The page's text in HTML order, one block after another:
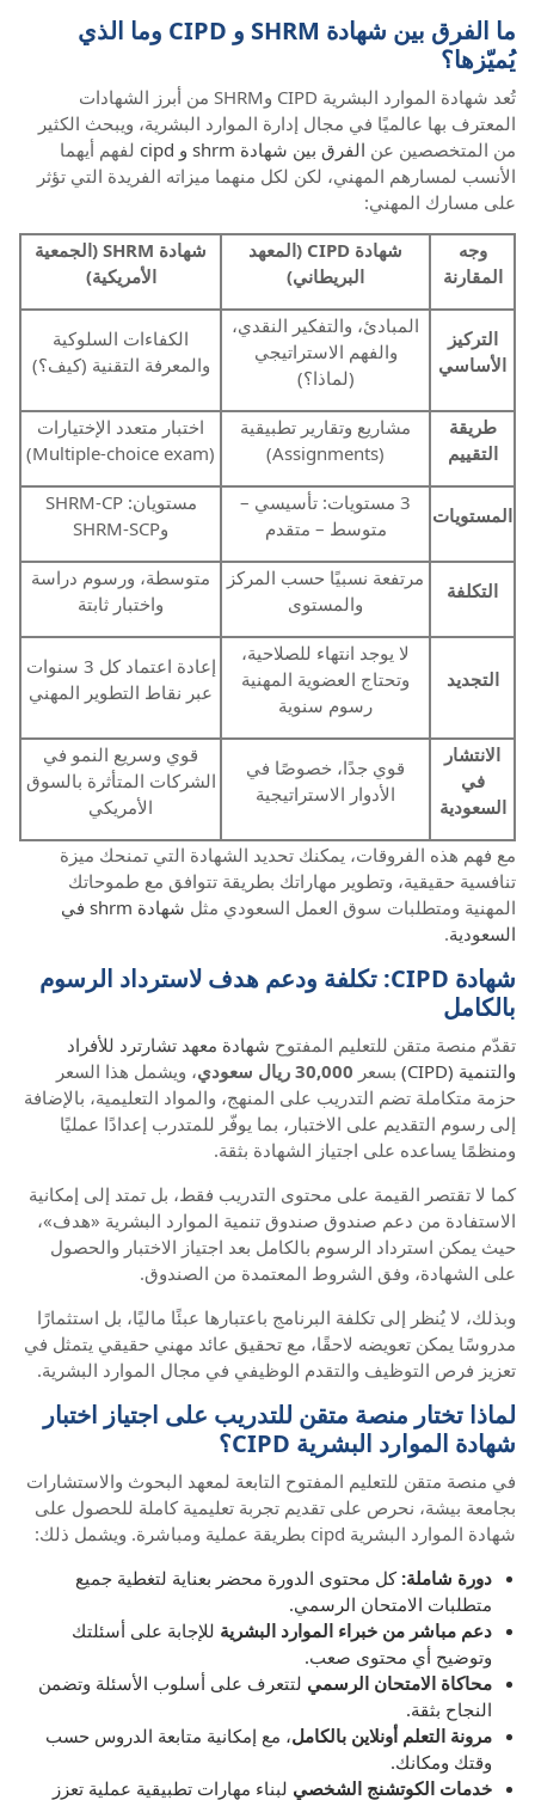
ما الفرق بين شهادة SHRM و CIPD وما الذي
يُميّزها؟
تُعد شهادة الموارد البشرية CIPD وSHRM من أبرز الشهادات
المعترف بها عالميًا في مجال إدارة الموارد البشرية، ويبحث الكثير
من المتخصصين عن الفرق بين شهادة shrm و cipd
لفهم أيهما
الأنسب لمسارهم المهني، لكن لكل منهما ميزاته الفريدة التي تؤثر
على مسارك المهني:
وجه
المقارنة
شهادة CIPD (المعهد
البريطاني)
شهادة SHRM (الجمعية
الأمريكية)
التركيز
الأساسي
المبادئ، والتفكير النقدي،
والفهم الاستراتيجي
(لماذا؟)
الكفاءات السلوكية
والمعرفة التقنية (كيف؟)
طريقة
التقييم
مشاريع وتقارير تطبيقية
(Assignments)
اختبار متعدد الإختيارات
(Multiple-choice exam)
المستويات
3 مستويات: تأسيسي –
متوسط – متقدم
مستويان: SHRM-CP
وSHRM-SCP
التكلفة
مرتفعة نسبيًا حسب المركز
والمستوى
متوسطة، ورسوم دراسة
واختبار ثابتة
التجديد
لا يوجد انتهاء للصلاحية،
وتحتاج العضوية المهنية
رسوم سنوية
إعادة اعتماد كل 3 سنوات
عبر نقاط التطوير المهني
الانتشار
في
السعودية
قوي جدًا، خصوصًا في
الأدوار الاستراتيجية
قوي وسريع النمو في
الشركات المتأثرة بالسوق
الأمريكي
مع فهم هذه الفروقات، يمكنك تحديد الشهادة التي تمنحك ميزة
تنافسية حقيقية، وتطوير مهاراتك بطريقة تتوافق مع طموحاتك
المهنية ومتطلبات سوق العمل السعودي مثل
شهادة shrm في
السعودية.
شهادة CIPD: تكلفة ودعم هدف لاسترداد الرسوم
بالكامل
تقدّم منصة متقن للتعليم المفتوح شهادة معهد تشارترد للأفراد
والتنمية (CIPD)
بسعر 30,000 ريال سعودي
، ويشمل هذا السعر
حزمة متكاملة تضم التدريب على المنهج، والمواد التعليمية، بالإضافة
إلى رسوم التقديم على الاختبار، بما يوفّر للمتدرب إعدادًا عمليًا
ومنظمًا يساعده على اجتياز الشهادة بثقة.
كما لا تقتصر القيمة على محتوى التدريب فقط، بل تمتد إلى إمكانية
الاستفادة من دعم صندوق صندوق تنمية الموارد البشرية «هدف»،
حيث يمكن استرداد الرسوم بالكامل بعد اجتياز الاختبار والحصول
على الشهادة، وفق الشروط المعتمدة من الصندوق.
وبذلك، لا يُنظر إلى تكلفة البرنامج باعتبارها عبئًا ماليًا، بل استثمارًا
مدروسًا يمكن تعويضه لاحقًا، مع تحقيق عائد مهني حقيقي يتمثل في
تعزيز فرص التوظيف والتقدم الوظيفي في مجال الموارد البشرية.
لماذا تختار منصة متقن للتدريب على اجتياز اختبار
شهادة الموارد البشرية CIPD؟
في منصة متقن للتعليم المفتوح التابعة لمعهد البحوث والاستشارات
بجامعة بيشة، نحرص على تقديم تجربة تعليمية كاملة للحصول على
شهادة الموارد البشرية cipd بطريقة عملية ومباشرة. ويشمل ذلك:
دورة شاملة: كل محتوى الدورة محضر بعناية لتغطية جميع
متطلبات الامتحان الرسمي.
دعم مباشر من خبراء الموارد البشرية للإجابة على أسئلتك
وتوضيح أي محتوى صعب.
محاكاة الامتحان الرسمي لتتعرف على أسلوب الأسئلة وتضمن
النجاح بثقة.
مرونة التعلم أونلاين بالكامل، مع إمكانية متابعة الدروس حسب
وقتك ومكانك.
خدمات الكوتشنج الشخصي لبناء مهارات تطبيقية عملية تعزز